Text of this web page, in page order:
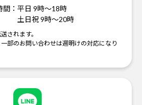
： 平日 9時～18時
土日祝 9時～20時
されます。
部のお問い合わせは週明けの対応になり